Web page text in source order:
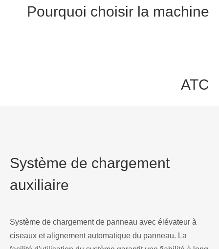
Pourquoi choisir la machine
ATC
améliorée et un travail complexe multi-processus peut
atteindre un traitement non surveillant et uniforme.
Système de chargement
auxiliaire
Système de chargement de panneau avec élévateur à
ciseaux et alignement automatique du panneau. La